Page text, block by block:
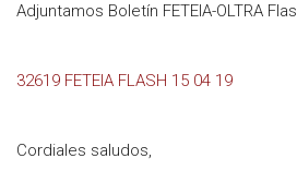
Adjuntamos Boletín FETEIA-OLTRA
32619 FETEIA FLASH 15 04 19
Cordiales saludos,